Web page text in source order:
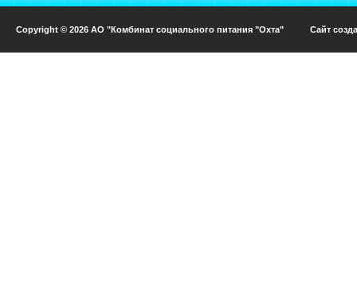
Copyright © 2026 АО "Комбинат социального питания "Охта" Сайт